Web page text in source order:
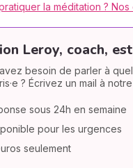
la méditation ?
Leroy, coach,
besoin de parler à
? Écrivez un mail à
sous 24h en semaine
pour les urgences
seulement